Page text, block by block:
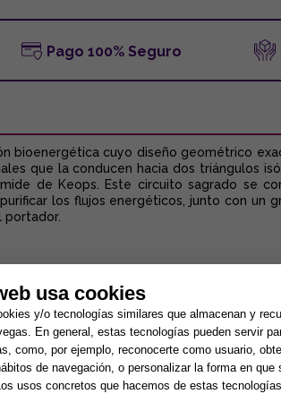
Pago 100% Seguro
bioenergética cuyo diseño geométrico
que la conducen hacia dos triángulos
de Keops. Este circuito sagrado se
los flujos energéticos, junto con un
portador.
usa cookies
y/o tecnologías similares que almacenan y
En general, estas tecnologías pueden servir
como, por ejemplo, reconocerte como usuario,
de navegación, o personalizar la forma en que
usos concretos que hacemos de estas